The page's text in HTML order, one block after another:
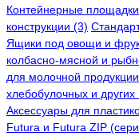
Контейнерные
конструкции (3)
Ящики под овощи и
колбасно-мясной и
для молочной
хлебобулочных и
Аксессуары для
Futura и Futura ZIP